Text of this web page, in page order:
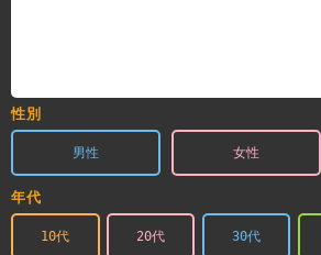
性別
男性 女性
年代
10代 20代 30代